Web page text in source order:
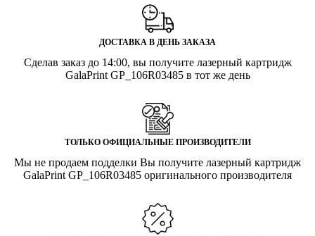
ДОСТАВКА В ДЕНЬ ЗАКАЗА
Сделав заказ до 14:00, вы получите лазерный картридж
GalaPrint GP_106R03485 в тот же день
ТОЛЬКО ОФИЦИАЛЬНЫЕ ПРОИЗВОДИТЕЛИ
Мы не продаем подделки Вы получите лазерный картридж
GalaPrint GP_106R03485 оригинального производителя